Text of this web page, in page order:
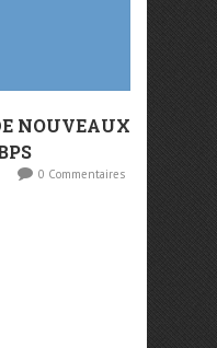
NOUVEAUX
0 Commentaires